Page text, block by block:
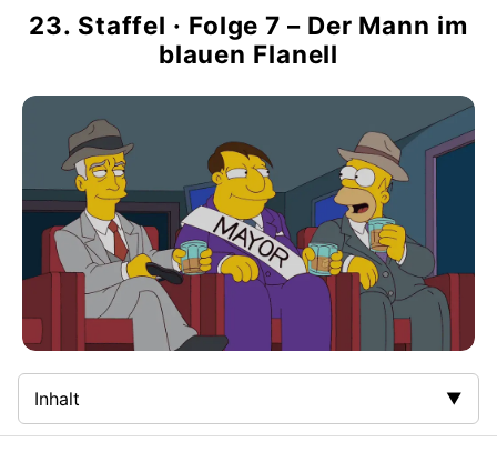
23. Staffel · Folge 7 – Der Mann im
blauen Flanell
Inhalt
Zusammenfassung